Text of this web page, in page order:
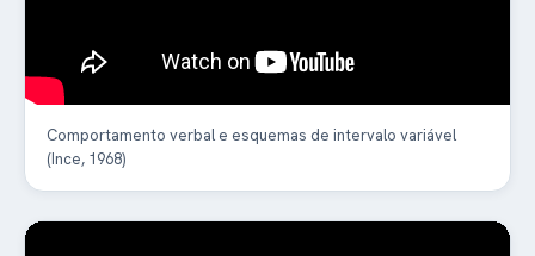
Comportamento verbal e esquemas de intervalo variável
(Ince, 1968)